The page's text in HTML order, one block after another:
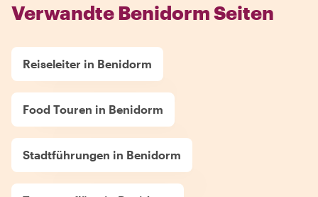
Verwandte Benidorm Seiten
Reiseleiter in Benidorm
Food Touren in Benidorm
Stadtführungen in Benidorm